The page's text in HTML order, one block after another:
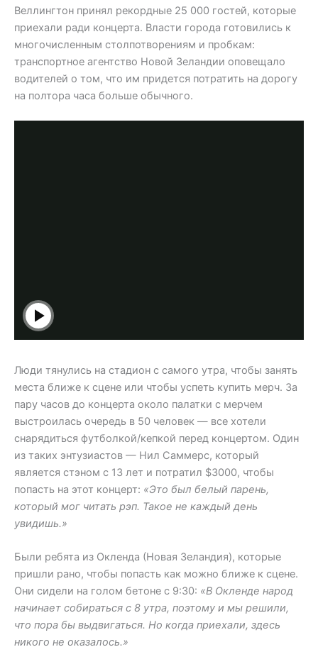
Веллингтон принял рекордные 25 000 гостей, которые
приехали ради концерта. Власти города готовились к
многочисленным столпотворениям и пробкам:
транспортное агентство Новой Зеландии оповещало
водителей о том, что им придется потратить на дорогу
на полтора часа больше обычного.
Люди тянулись на стадион с самого утра, чтобы занять
места ближе к сцене или чтобы успеть купить мерч. За
пару часов до концерта около палатки с мерчем
выстроилась очередь в 50 человек — все хотели
снарядиться футболкой/кепкой перед концертом. Один
из таких энтузиастов — Нил Саммерс, который
является стэном с 13 лет и потратил $3000, чтобы
попасть на этот концерт: «Это был белый парень,
который мог читать рэп. Такое не каждый день
увидишь.»
Были ребята из Окленда (Новая Зеландия), которые
пришли рано, чтобы попасть как можно ближе к сцене.
Они сидели на голом бетоне с 9:30: «В Окленде народ
начинает собираться с 8 утра, поэтому и мы решили,
что пора бы выдвигаться. Но когда приехали, здесь
никого не оказалось.»